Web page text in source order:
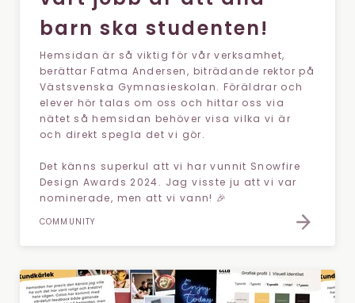
barn ska studenten!
Hemsidan är så viktig för vår verksamhet,
berättar Fatma Andersen, biträdande rektor på
Västsvenska Gymnasieskolan. Föräldrar och
elever hör talas om oss och hittar oss via
nätet så hemsidan behöver visa vilka vi är
och direkt spegla det vi gör.
Det känns superkul att vi har vunnit Snowfire
Design Awards 2024. Jag visste ju att vi var
nominerade, men att vi vann! 🎉
COMMUNITY